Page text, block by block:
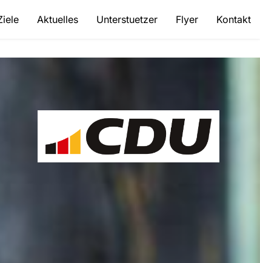
Aktuelles Unterstuetzer Flyer Kontakt